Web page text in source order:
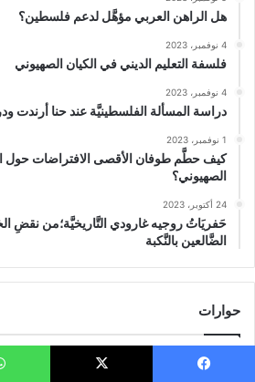
هل الراهن العربي مؤهَّل لدعم فلسطين؟
4 نوفمبر، 2023
فلسفة التعليم الديني في الكيان الصهيوني
4 نوفمبر، 2023
دراسة المسألة الفلسطينيَّة عند حنا أرندت
1 نوفمبر، 2023
كيف حطَّم طوفان الأقصى الافتراضات حول
الصهيوني؟
24 أكتوبر، 2023
حَفريَاتُ روجيه غارودي التَّاريخيَّة؛من نقضِ
الضَّالعين بالنَّكبة
حوارات